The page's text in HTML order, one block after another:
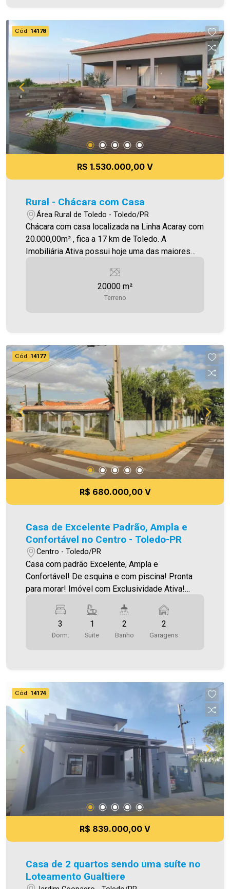
Cód. 14178
R$ 1.530.000,00 V
Rural - Chácara com Casa
Área Rural de Toledo - Toledo/PR
Chácara com casa localizada na Linha Acaray com
20.000,00m² , fica a 17 km de Toledo. A
Imobiliária Ativa possui hoje uma das maiores
atuando com excelência tanto na locação quanto
como alteração dos preços e imagens. Fotos
meramente ilustrativas
20000 m²
Terreno
Cód. 14177
R$ 680.000,00 V
Casa de Excelente Padrão, Ampla e
Confortável no Centro - Toledo-PR
Centro - Toledo/PR
Casa com padrão Excelente, Ampla e
Confortável! De esquina e com piscina! Pronta
para morar! Imóvel com Exclusividade Ativa!
e próxima da Rua Piratini e da Av. Senador Atílio
ótimas dimensões - Cozinha - 01 suíte ampla -
fibra com ótima dimensão - 01 vaga de garagem
paralela (sendo descoberta) - Piso porcelanato -
Bem iluminada - Forro em PVC Área construída
99,16m² Área de terreno 374,44m² Aproveite
essa oportunidade! A hora de encontrar o seu
novo lar é agora! Imobiliária Ativa, sinta-se em
casa! As informações aqui prestadas são
verdadeiras, todavia, reservamo-nos o direito de
corrigir qualquer erro de digitação e ou ortografia,
bem como alteração dos preços e imagens.
Fotos meramente ilustrativas
3
Dorm.
1
Suite
2
Banho
2
Garagens
Cód. 14174
R$ 839.000,00 V
Casa de 2 quartos sendo uma suíte no
Loteamento Gualtiere